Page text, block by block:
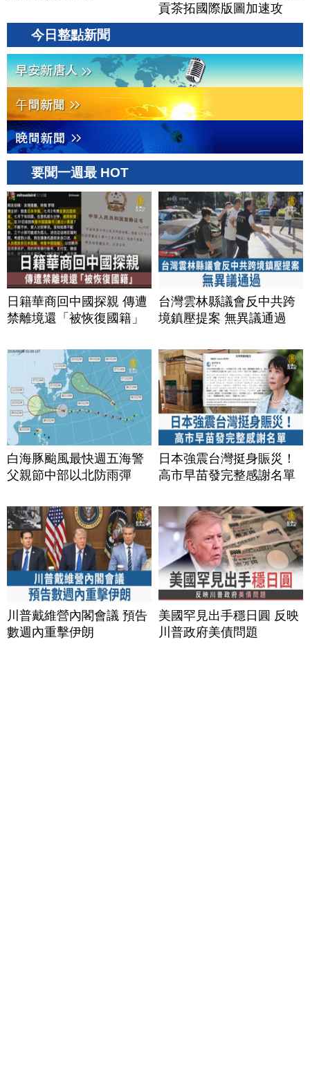
貢茶拓國際版圖加速攻
美？｜#財經新聞｜
今日整點新聞
要聞一週最 HOT
日籍華商回中國探親 傳遭
禁離境還「被恢復國籍」
台灣雲林縣議會反中共跨
境鎮壓提案 無異議通過
白海豚颱風最快週五海警
父親節中部以北防雨彈
日本強震台灣挺身賑災！
高市早苗發完整感謝名單
川普戴維營內閣會議 預告
數週內重擊伊朗
美國罕見出手穩日圓 反映
川普政府美債問題